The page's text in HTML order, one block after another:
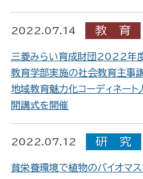
2022.07.14
三菱みらい育成財団2022年
教育学部実施の社会教育主事
地域教育魅力化コーディネー
開講式を開催
2022.07.12
貧栄養環境で植物のバイオマ